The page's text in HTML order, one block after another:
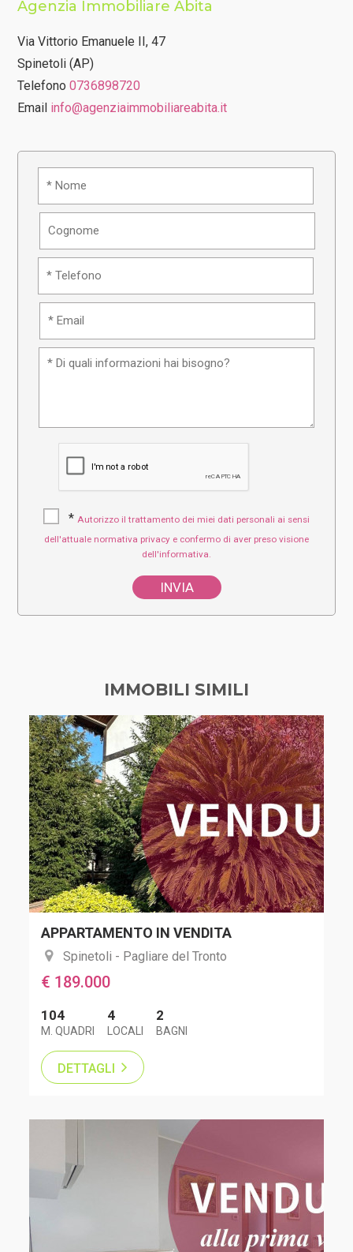
Agenzia Immobiliare Abita
Via Vittorio Emanuele II, 47
Spinetoli (AP)
Telefono 0736898720
Email info@agenziaimmobiliareabita.it
* Autorizzo il trattamento dei miei dati personali ai sensi
dell'attuale normativa privacy e confermo di aver preso visione
dell'informativa.
IMMOBILI SIMILI
APPARTAMENTO IN VENDITA
Spinetoli - Pagliare del Tronto
€ 189.000
104
M. QUADRI
4
LOCALI
2
BAGNI
DETTAGLI